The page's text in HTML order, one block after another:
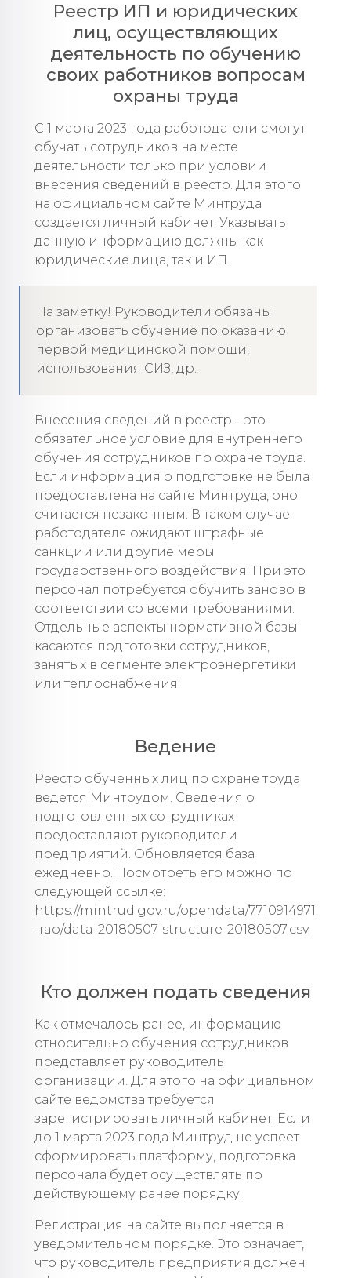
Реестр ИП и юридических
лиц, осуществляющих
деятельность по обучению
своих работников вопросам
охраны труда
С 1 марта 2023 года работодатели смогут
обучать сотрудников на месте
деятельности только при условии
внесения сведений в реестр. Для этого
на официальном сайте Минтруда
создается личный кабинет. Указывать
данную информацию должны как
юридические лица, так и ИП.
На заметку! Руководители обязаны
организовать обучение по оказанию
первой медицинской помощи,
использования СИЗ, др.
Внесения сведений в реестр – это
обязательное условие для внутреннего
обучения сотрудников по охране труда.
Если информация о подготовке не была
предоставлена на сайте Минтруда, оно
считается незаконным. В таком случае
работодателя ожидают штрафные
санкции или другие меры
государственного воздействия. При это
персонал потребуется обучить заново в
соответствии со всеми требованиями.
Отдельные аспекты нормативной базы
касаются подготовки сотрудников,
занятых в сегменте электроэнергетики
или теплоснабжения.
Ведение
Реестр обученных лиц по охране труда
ведется Минтрудом. Сведения о
подготовленных сотрудниках
предоставляют руководители
предприятий. Обновляется база
ежедневно. Посмотреть его можно по
следующей ссылке:
https://mintrud.gov.ru/opendata/7710914971
-rao/data-20180507-structure-20180507.csv.
Кто должен подать сведения
Как отмечалось ранее, информацию
относительно обучения сотрудников
представляет руководитель
организации. Для этого на официальном
сайте ведомства требуется
зарегистрировать личный кабинет. Если
до 1 марта 2023 года Минтруд не успеет
сформировать платформу, подготовка
персонала будет осуществлять по
действующему ранее порядку.
Регистрация на сайте выполняется в
уведомительном порядке. Это означает,
что руководитель предприятия должен